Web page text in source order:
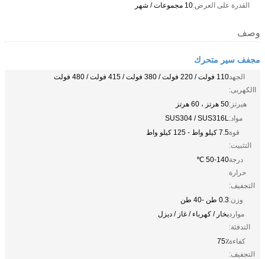
القدرة على العرض:10 مجموعات / شهر
وصف
مجفف سير متحرك
الجهد
االكهربى:
110 فولت / 220 فولت / 380 فولت / 415 فولت / 480 فولت
هيرتز:50 هرتز ، 60 هرتز
مواد:SUS304 / SUS316L
قوة
التثبيت:
7.5 كيلو واط - 125 كيلو واط
درجة
حرارة
التجفيف:
50-140 ℃
وزن:0.3 طن -40 طن
موارد
التدفئة:
بخار / كهرباء / غاز / ديزل
كفاءة
التجفيف:
75٪